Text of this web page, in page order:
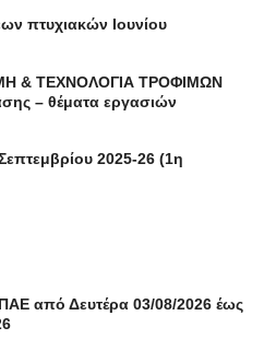
πτυχιακών Ιουνίου
& ΤΕΧΝΟΛΟΓΙΑ ΤΡΟΦΙΜΩΝ
– θέματα εργασιών
2025-26 (1η
από Δευτέρα 03/08/2026 έως